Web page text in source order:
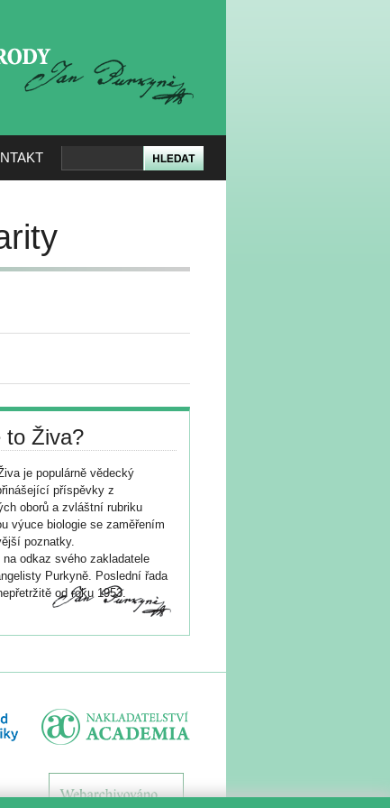
to Živa?
je populárně vědecký
příspěvky z
oborů a zvláštní rubriku
výuce biologie se zaměřením
poznatky.
na odkaz svého zakladatele
Purkyně. Poslední řada
od roku 1953.